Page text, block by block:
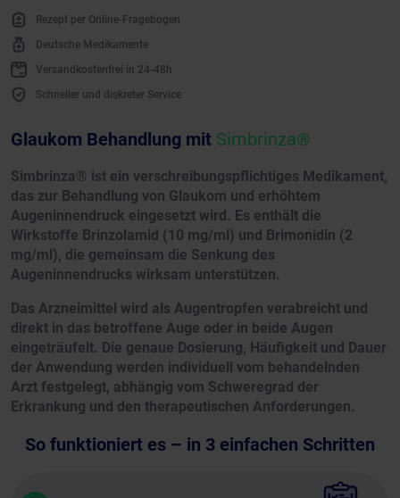
Rezept per Online-Fragebogen
Deutsche Medikamente
Versandkostenfrei in 24-48h
Schneller und diskreter Service
Glaukom Behandlung mit Simbrinza®
Simbrinza® ist ein verschreibungspflichtiges Medikament,
das zur Behandlung von Glaukom und erhöhtem
Augeninnendruck eingesetzt wird. Es enthält die
Wirkstoffe Brinzolamid (10 mg/ml) und Brimonidin (2
mg/ml), die gemeinsam die Senkung des
Augeninnendrucks wirksam unterstützen.
Das Arzneimittel wird als Augentropfen verabreicht und
direkt in das betroffene Auge oder in beide Augen
eingeträufelt. Die genaue Dosierung, Häufigkeit und Dauer
der Anwendung werden individuell vom behandelnden
Arzt festgelegt, abhängig vom Schweregrad der
Erkrankung und den therapeutischen Anforderungen.
So funktioniert es – in 3 einfachen Schritten